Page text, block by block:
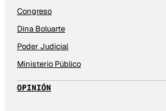
Congreso
Dina Boluarte
Poder Judicial
Ministerio Público
OPINIÓN